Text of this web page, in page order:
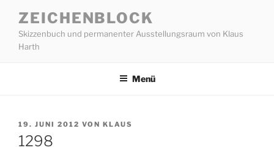
Inhalt
springen
ZEICHENBLOCK
Skizzenbuch und permanenter Ausstellungsraum von Klaus
Harth
Menü
VERÖFFENTLICHT
AM
19. JUNI 2012 VON KLAUS
1298